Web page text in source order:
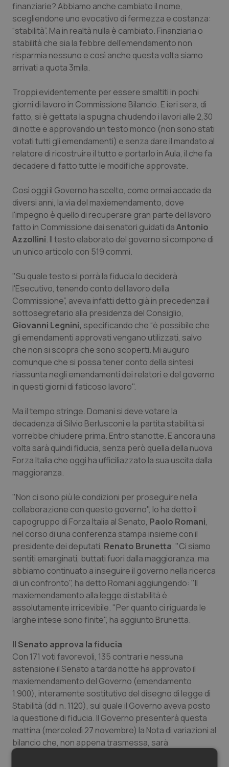
Lombardia
Marche
Molise
Piemonte
Provincia Autonoma di Bolzano
Provincia Autonoma di Trento
Sardegna
Sicilia
Toscana
Umbria
Valle D’Aosta
Veneto
Dolore
Donna & Salute
Epatiti
HIV
Infezioni & Febbre
Ipertensione & Scompenso
Malattia di Crohn & Rettocolite Ulcerosa
Neuroscienze & patologie neurodegenerative
Obesità
Oftalmologia
Oncodermatologia
Oncoematologia
Oncologia & Nutrizione
Psoriasi & pelle
Quotidiano Cardiologia
Quotidiano Chirurgia
Quotidiano Oncologia
Quotidiano Pediatria
Rene & patologie urogenitali
Salute orale & impianti
Sangue & coagulazione
Tiroide
Tumore ovarico
Tumori del Polmone & Testa Collo
Tumori gastrointestinali
Ulcera & Reflusso
finanziarie? Abbiamo anche cambiato il nome,
scegliendone uno evocativo di fermezza e costanza:
“stabilità”. Ma in realtà nulla è cambiato. Finanziaria o
stabilità che sia la febbre dell’emendamento non
risparmia nessuno e così anche questa volta siamo
arrivati a quota 3mila.
Troppi evidentemente per essere smaltiti in pochi
giorni di lavoro in Commissione Bilancio. E ieri sera, di
fatto, si è gettata la spugna chiudendo i lavori alle 2,30
di notte e approvando un testo monco (non sono stati
votati tutti gli emendamenti) e senza dare il mandato al
relatore di ricostruire il tutto e portarlo in Aula, il che fa
decadere di fatto tutte le modifiche approvate.
Così oggi il Governo ha scelto, come ormai accade da
diversi anni, la via del maxiemendamento, dove
l'impegno è quello di recuperare gran parte del lavoro
fatto in Commissione dai senatori guidati daAntonio
Azzollini. Il testo elaborato del governo si compone di
un unico articolo con 519 commi.
"Su quale testo si porrà la fiducia lo deciderà
l'Esecutivo, tenendo conto del lavoro della
Commissione”, aveva infatti detto già in precedenza il
sottosegretario alla presidenza del Consiglio,
Giovanni Legnini, specificando che “è possibile che
gli emendamenti approvati vengano utilizzati, salvo
che non si scopra che sono scoperti. Mi auguro
comunque che si possa tener conto della sintesi
riassunta negli emendamenti dei relatori e del governo
in questi giorni di faticoso lavoro".
Ma il tempo stringe. Domani si deve votare la
decadenza di Silvio Berlusconi e la partita stabilità si
vorrebbe chiudere prima. Entro stanotte. E ancora una
volta sarà quindi fiducia, senza però quella della nuova
Forza Italia che oggi ha ufficiliazzato la sua uscita dalla
maggioranza.
"Non ci sono più le condizioni per proseguire nella
collaborazione con questo governo", lo ha detto il
capogruppo di Forza Italia al Senato, Paolo Romani,
nel corso di una conferenza stampa insieme con il
presidente dei deputati, Renato Brunetta. "Ci siamo
sentiti emarginati, buttati fuori dalla maggioranza, ma
abbiamo continuato a inseguire il governo nella ricerca
di un confronto", ha detto Romani aggiungendo: "Il
maxiemendamento alla legge di stabilità è
assolutamente irricevibile. "Per quanto ci riguarda le
larghe intese sono finite", ha aggiunto Brunetta.
Il Senato approva la fiducia
Con 171 voti favorevoli, 135 contrari e nessuna
astensione il Senato a tarda notte ha approvato il
maxiemendamento del Governo (emendamento
1.900), interamente sostitutivo del disegno di legge di
Stabilità (ddl n. 1120), sul quale il Governo aveva posto
la questione di fiducia. Il Governo presenterà questa
mattina (mercoledì 27 novembre) la Nota di variazioni al
bilancio che, non appena trasmessa, sarà